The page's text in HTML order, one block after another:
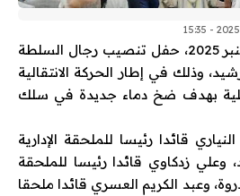
جرى اليوم الثلاثاء 16 شتنبر 2025، حفل تنصيب رجال السلطة
وذلك في إطار الحركة الانتقالية
بهدف ضخ دماء جديدة في سلك
قائدا رئيسا للملحقة الإدارية
وعلي زدكاوي قائدا رئيسا للملحقة
وعبد الكريم العسري قائدا ملحقا